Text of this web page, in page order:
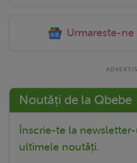
Urmareste-
Noutăți de la Qbebe
Înscrie-te la
ultimele noutăți.